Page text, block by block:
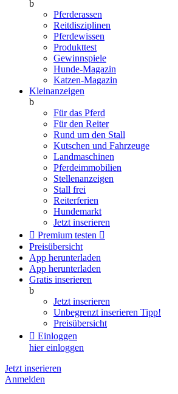
b
Pferderassen
Reitdisziplinen
Pferdewissen
Produkttest
Gewinnspiele
Hunde-Magazin
Katzen-Magazin
Kleinanzeigen
b
Für das Pferd
Für den Reiter
Rund um den Stall
Kutschen und Fahrzeuge
Landmaschinen
Pferdeimmobilien
Stellenanzeigen
Stall frei
Reiterferien
Hundemarkt
Jetzt inserieren
 Premium testen 
Preisübersicht
App herunterladen
App herunterladen
Gratis inserieren
b
Jetzt inserieren
Unbegrenzt inserieren Tipp!
Preisübersicht
 Einloggen
hier einloggen
Jetzt inserieren
Anmelden